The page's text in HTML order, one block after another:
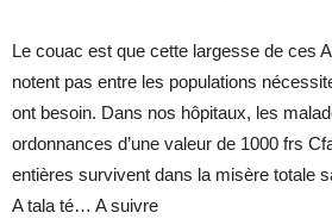
Le couac est que cette largesse de ces
notent pas entre les populations
ont besoin. Dans nos hôpitaux, les
ordonnances d’une valeur de 1000 frs
entières survivent dans la misère totale
A tala té… A suivre